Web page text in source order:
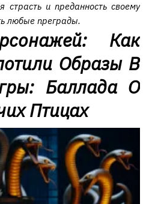
страсть и преданность своему
любые преграды.
Как
Образы В
Баллада О
Птицах